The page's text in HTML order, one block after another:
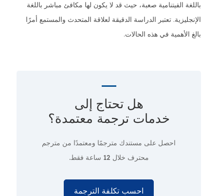
باللغة الفيتنامية صعبة، حيث قد لا يكون لها مكافئ مباشر باللغة
الإنجليزية. تعتبر الدراسة الدقيقة لعلاقة المتحدث والمستمع أمرًا
بالغ الأهمية في هذه الحالات.
هل تحتاج إلى
خدمات ترجمة معتمدة؟
احصل على مستندك مترجمًا ومعتمدًا من مترجم
محترف خلال 12 ساعة فقط.
احسب تكلفة الترجمة